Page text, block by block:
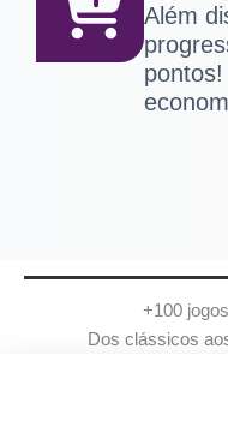
Além
+100
Dos clássicos